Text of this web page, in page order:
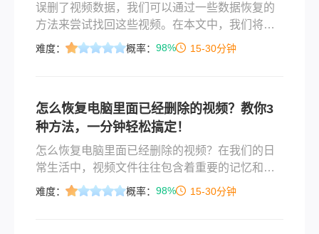
误删了视频数据，我们可以通过一些数据恢复的
方法来尝试找回这些视频。在本文中，我们将介
绍一些常见的误删了视频数据怎么恢复方法。
难度： 概率： 98% 15-30分钟
怎么恢复电脑里面已经删除的视频？教你3
种方法，一分钟轻松搞定！
怎么恢复电脑里面已经删除的视频？在我们的日
常生活中，视频文件往往包含着重要的记忆和资
料。当你误删或丢失了电脑中的视频文件时，可
难度： 概率： 98% 15-30分钟